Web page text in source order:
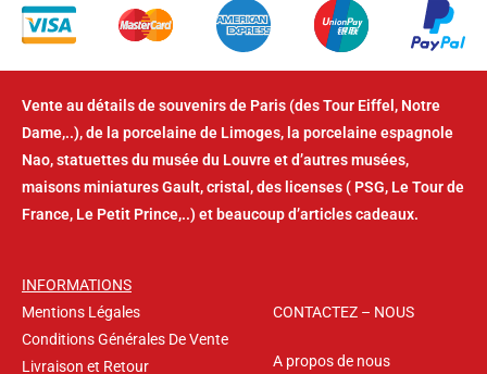
Vente au détails de souvenirs de Paris (des Tour Eiffel, Notre
Dame,..), de la porcelaine de Limoges, la porcelaine espagnole
Nao, statuettes du musée du Louvre et d’autres musées,
maisons miniatures Gault, cristal, des licenses ( PSG, Le Tour de
France, Le Petit Prince,..) et beaucoup d’articles cadeaux.
INFORMATIONS
Mentions Légales
Conditions Générales De Vente
Livraison et Retour
CONTACTEZ – NOUS
A propos de nous